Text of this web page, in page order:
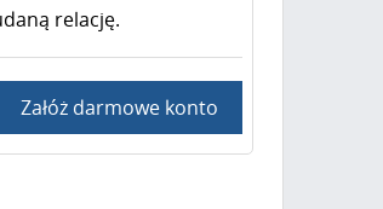
relację.
Załóż darmowe konto